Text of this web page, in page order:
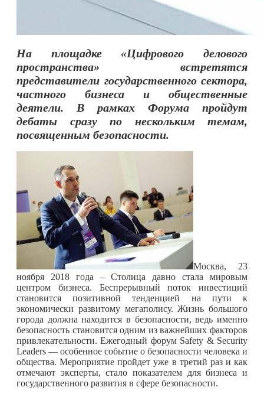
На площадке «Цифрового делового
пространства» встретятся
представители государственного сектора,
частного бизнеса и общественные
деятели. В рамках Форума пройдут
дебаты сразу по нескольким темам,
посвященным безопасности.
Москва, 23
ноября 2018 года – Столица давно стала мировым
центром бизнеса. Беспрерывный поток инвестиций
становится позитивной тенденцией на пути к
экономически развитому мегаполису. Жизнь большого
города должна находится в безопасности, ведь именно
безопасность становится одним из важнейших факторов
привлекательности. Ежегодный форум Safety & Security
Leaders — особенное событие о безопасности человека и
общества. Мероприятие пройдет уже в третий раз и как
отмечают эксперты, стало показателем для бизнеса и
государственного развития в сфере безопасности.